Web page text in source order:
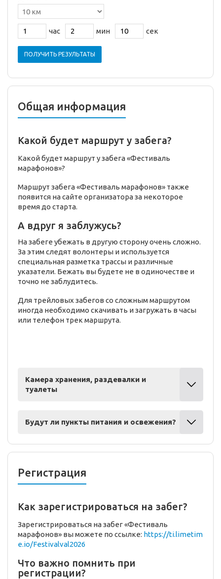
час мин сек
ПОЛУЧИТЬ РЕЗУЛЬТАТЫ
Общая информация
Какой будет маршрут у забега?
Какой будет маршрут у забега «Фестиваль
марафонов»?
Маршрут забега «Фестиваль марафонов» также
появится на сайте организатора за некоторое
время до старта.
А вдруг я заблужусь?
На забеге убежать в другую сторону очень сложно.
За этим следят волонтеры и используется
специальная разметка трассы и различные
указатели. Бежать вы будете не в одиночестве и
точно не заблудитесь.
Для трейловых забегов со сложным маршрутом
иногда необходимо скачивать и загружать в часы
или телефон трек маршрута.
Камера хранения, раздевалки и
туалеты
Будут ли пункты питания и освежения?
Регистрация
Как зарегистрироваться на забег?
Зарегистрироваться на забег «Фестиваль
марафонов» вы можете по ссылке: https://ti.limetim
e.io/Festivalval2026
Что важно помнить при
регистрации?